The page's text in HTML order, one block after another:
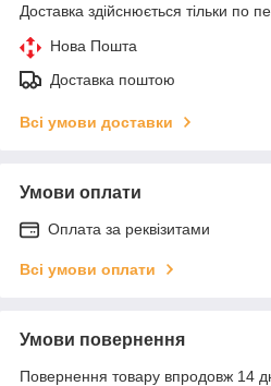
Доставка здійснюється тільки по
Нова Пошта
Доставка поштою
Всі умови доставки
Умови оплати
Оплата за реквізитами
Всі умови оплати
Умови повернення
Повернення товару впродовж 14